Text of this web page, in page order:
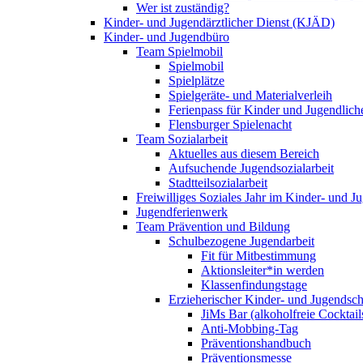
Wer ist zuständig?
Kinder- und Jugendärztlicher Dienst (KJÄD)
Kinder- und Jugendbüro
Team Spielmobil
Spielmobil
Spielplätze
Spielgeräte- und Materialverleih
Ferienpass für Kinder und
Flensburger Spielenacht
Team Sozialarbeit
Aktuelles aus diesem Bereich
Aufsuchende Jugendsozialarbeit
Stadtteilsozialarbeit
Freiwilliges Soziales Jahr im Kinder- und
Jugendferienwerk
Team Prävention und Bildung
Schulbezogene Jugendarbeit
Fit für Mitbestimmung
Aktionsleiter*in werden
Klassenfindungstage
Erzieherischer Kinder- und
JiMs Bar (alkoholfreie
Anti-Mobbing-Tag
Präventionshandbuch
Präventionsmesse